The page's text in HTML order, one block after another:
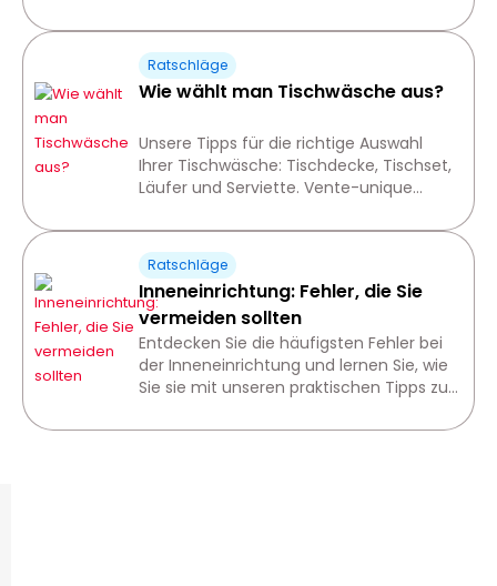
Design.
Ratschläge
Wie wählt man Tischwäsche aus?
Unsere Tipps für die richtige Auswahl
Ihrer Tischwäsche: Tischdecke, Tischset,
Läufer und Serviette. Vente-unique
geeignet ist.
Ratschläge
Inneneinrichtung: Fehler, die Sie
vermeiden sollten
Entdecken Sie die häufigsten Fehler bei
der Inneneinrichtung und lernen Sie, wie
Sie sie mit unseren praktischen Tipps zur